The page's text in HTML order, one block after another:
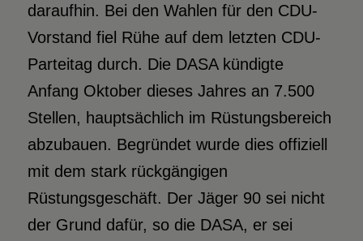
daraufhin. Bei den Wahlen für den CDU-
Vorstand fiel Rühe auf dem letzten CDU-
Parteitag durch. Die DASA kündigte
Anfang Oktober dieses Jahres an 7.500
Stellen, hauptsächlich im Rüstungsbereich
abzubauen. Begründet wurde dies offiziell
mit dem stark rückgängigen
Rüstungsgeschäft. Der Jäger 90 sei nicht
der Grund dafür, so die DASA, er sei